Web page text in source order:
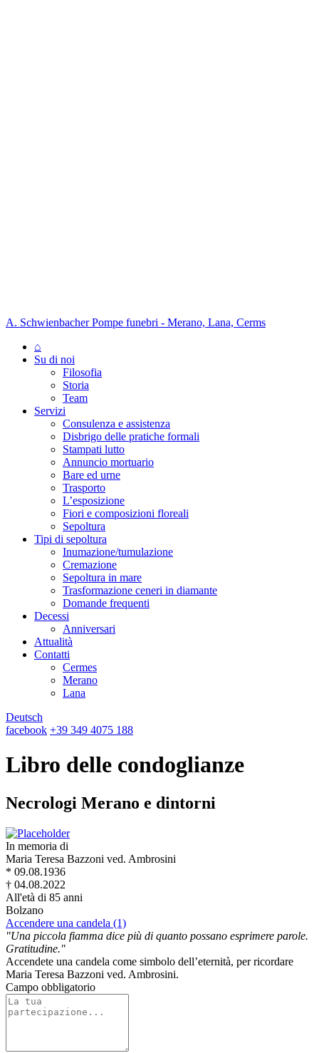
A. Schwienbacher Pompe funebri - Merano, Lana, Cerms
⌂
Su di noi
Filosofia
Storia
Team
Servizi
Consulenza e assistenza
Disbrigo delle pratiche formali
Stampati lutto
Annuncio mortuario
Bare ed urne
Trasporto
L’esposizione
Fiori e composizioni floreali
Sepoltura
Tipi di sepoltura
Inumazione/tumulazione
Cremazione
Sepoltura in mare
Trasformazione ceneri in diamante
Domande frequenti
Decessi
Anniversari
Attualità
Contatti
Cermes
Merano
Lana
Deutsch
facebook +39 349 4075 188
Libro delle condoglianze
Necrologi Merano e dintorni
In memoria di
Maria Teresa Bazzoni ved. Ambrosini
* 09.08.1936
† 04.08.2022
All'età di 85 anni
Bolzano
Accendere una candela (1)
"Una piccola fiamma dice più di quanto possano esprimere parole.
Gratitudine."
Accendete una candela come simbolo dell’eternità, per ricordare
Maria Teresa Bazzoni ved. Ambrosini.
Campo obbligatorio